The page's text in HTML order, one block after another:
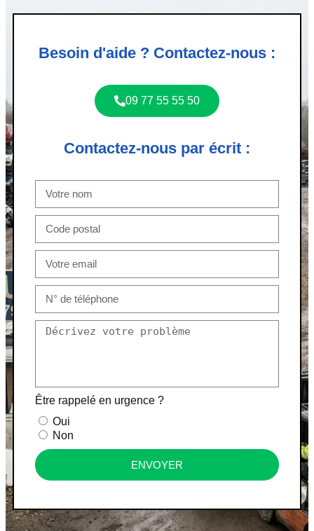
Besoin d'aide ? Contactez-nous :
09 77 55 55 50
Contactez-nous par écrit :
Être rappelé en urgence ?
Oui
Non
ENVOYER